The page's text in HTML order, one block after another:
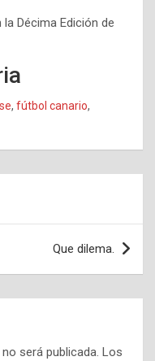
la Décima Edición de
, fútbol canario,
Que dilema.
será publicada. Los